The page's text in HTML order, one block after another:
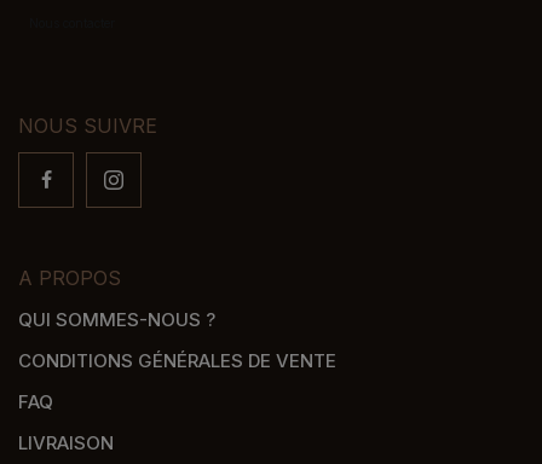
NOUS SUIVRE
A PROPOS
QUI SOMMES-NOUS ?
CONDITIONS GÉNÉRALES DE VENTE
FAQ
LIVRAISON